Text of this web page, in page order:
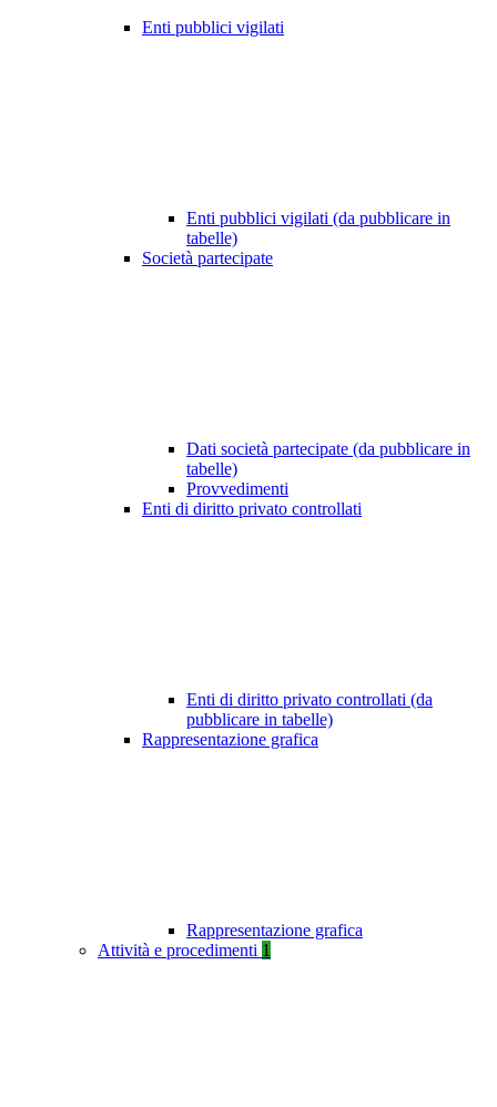
Enti pubblici vigilati
Enti pubblici vigilati (da pubblicare in
tabelle)
Società partecipate
Dati società partecipate (da pubblicare in
tabelle)
Provvedimenti
Enti di diritto privato controllati
Enti di diritto privato controllati (da
pubblicare in tabelle)
Rappresentazione grafica
Rappresentazione grafica
Attività e procedimenti 1